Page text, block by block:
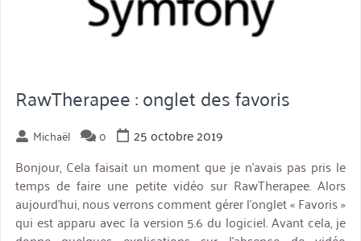
RawTherapee : onglet des favoris
Michaël 0
25 octobre 2019
Bonjour, Cela faisait un moment que je n’avais pas pris le
temps de faire une petite vidéo sur RawTherapee. Alors
aujourd’hui, nous verrons comment gérer l’onglet « Favoris »
qui est apparu avec la version 5.6 du logiciel. Avant cela, je